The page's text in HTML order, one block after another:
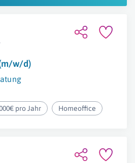
w/d)
pro Jahr Homeoffice